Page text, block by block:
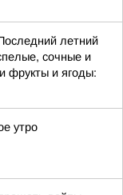
летний
сочные и
фрукты и ягоды:
утро